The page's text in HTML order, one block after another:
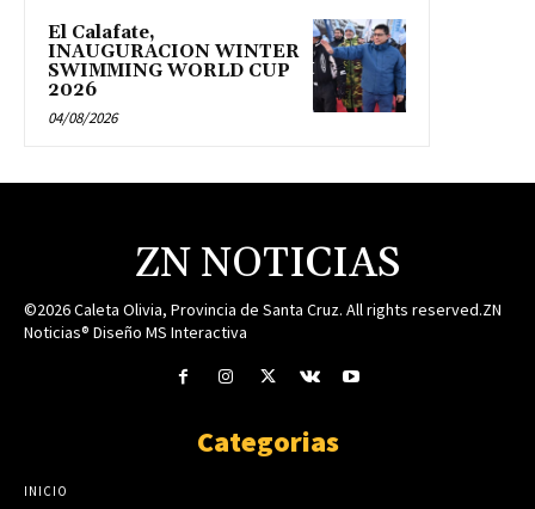
El Calafate,
INAUGURACION WINTER
SWIMMING WORLD CUP
2026
04/08/2026
ZN NOTICIAS
©2026 Caleta Olivia, Provincia de Santa Cruz. All rights reserved.ZN
Noticias® Diseño MS Interactiva
Categorias
INICIO